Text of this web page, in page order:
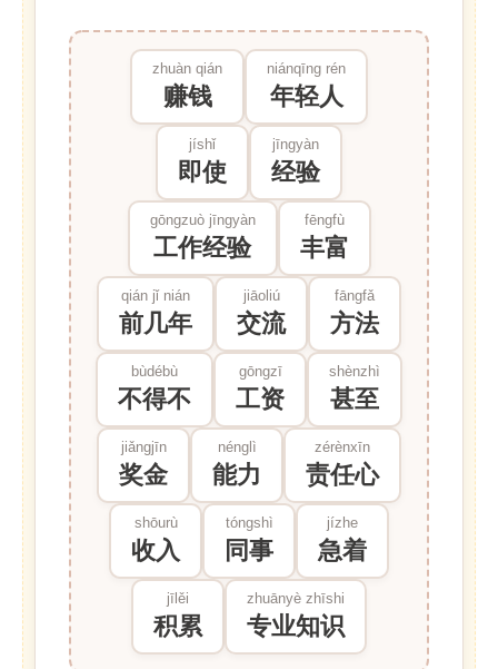
zhuàn qián
赚钱
niánqīng rén
年轻人
jíshǐ
即使
jīngyàn
经验
gōngzuò jīngyàn
工作经验
fēngfù
丰富
qián jǐ nián
前几年
jiāoliú
交流
fāngfǎ
方法
bùdébù
不得不
gōngzī
工资
shènzhì
甚至
jiǎngjīn
奖金
nénglì
能力
zérènxīn
责任心
shōurù
收入
tóngshì
同事
jízhe
急着
jīlěi
积累
zhuānyè zhīshi
专业知识